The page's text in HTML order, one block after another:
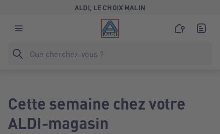
ALDI, LE CHOIX MALIN
Cette semaine chez votre
ALDI-magasin